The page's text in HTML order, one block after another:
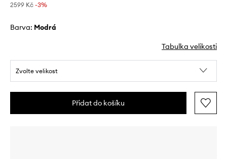
2599 Kč -3%
Barva: modrá
Tabulka velikosti
Zvolte velikost
Přidat do košíku